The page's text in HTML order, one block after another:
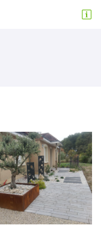

commerciales à
à tout moment en